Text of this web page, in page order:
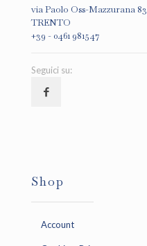
via Paolo Oss-Mazzurana 83
TRENTO
+39 - 0461 981547
Seguici su:
Shop
Account